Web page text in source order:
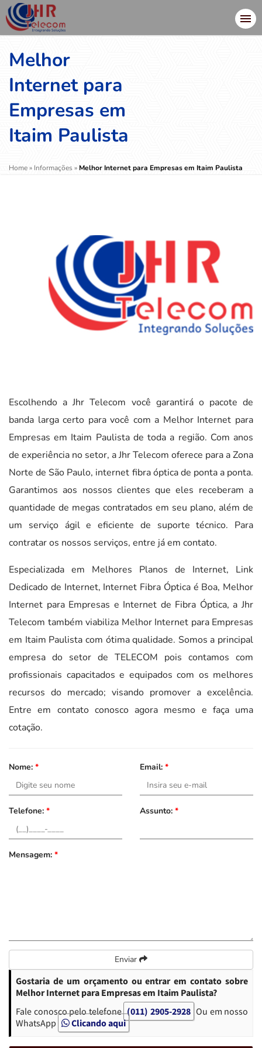
Melhor
Internet para
Empresas em
Itaim Paulista
Home» Informações» Melhor Internet para Empresas em Itaim Paulista
Escolhendo a Jhr Telecom você garantirá o pacote de
banda larga certo para você com a Melhor Internet para
Empresas em Itaim Paulista de toda a região. Com anos
de experiência no setor, a Jhr Telecom oferece para a Zona
Norte de São Paulo, internet fibra óptica de ponta a ponta.
Garantimos aos nossos clientes que eles receberam a
quantidade de megas contratados em seu plano, além de
um serviço ágil e eficiente de suporte técnico. Para
contratar os nossos serviços, entre já em contato.
Especializada em Melhores Planos de Internet, Link
Dedicado de Internet, Internet Fibra Óptica é Boa, Melhor
Internet para Empresas e Internet de Fibra Óptica, a Jhr
Telecom também viabiliza Melhor Internet para Empresas
em Itaim Paulista com ótima qualidade. Somos a principal
empresa do setor de TELECOM pois contamos com
profissionais capacitados e equipados com os melhores
recursos do mercado; visando promover a excelência.
Entre em contato conosco agora mesmo e faça uma
cotação.
Nome: * Email: *
Telefone: * Assunto: *
Mensagem: *
Enviar
Gostaria de um orçamento ou entrar em contato sobre
Melhor Internet para Empresas em Itaim Paulista?
Fale conosco pelo telefone (011) 2905-2928 Ou em nosso
WhatsApp
Clicando aqui